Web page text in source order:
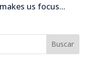
us focus...